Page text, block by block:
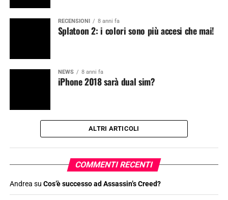
RECENSIONI 8 anni fa
Splatoon 2: i colori sono più accesi che mai!
NEWS 8 anni fa
iPhone 2018 sarà dual sim?
ALTRI ARTICOLI
COMMENTI RECENTI
Andrea su Cos’è successo ad Assassin’s Creed?